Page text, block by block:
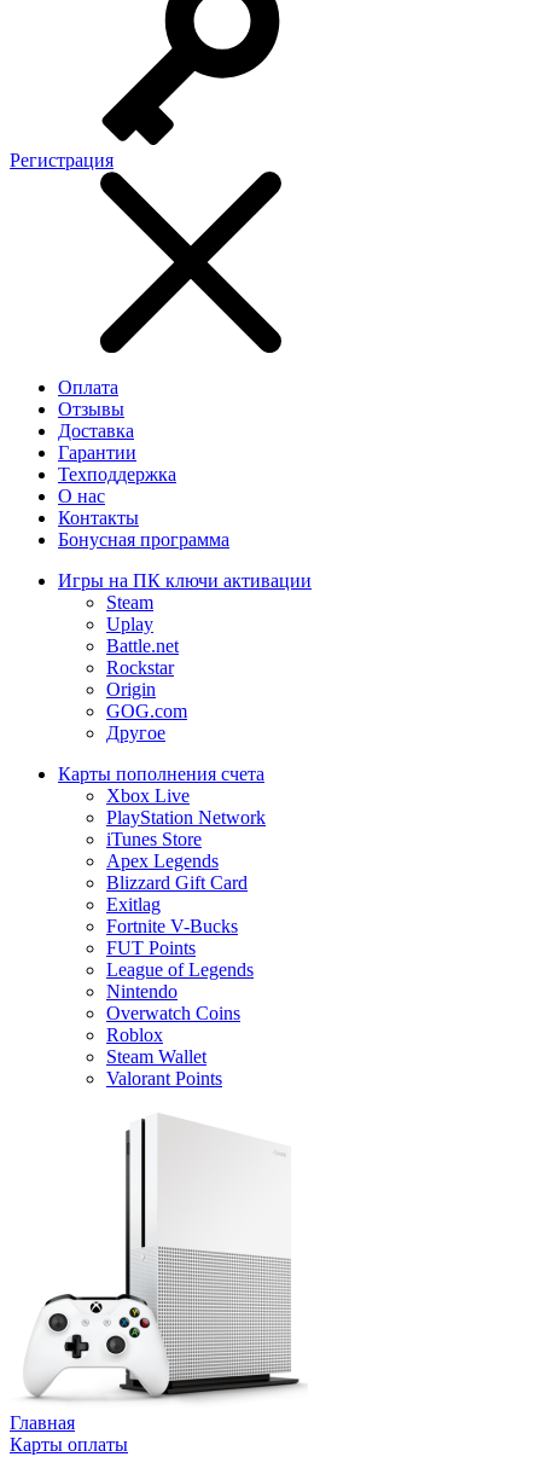
Регистрация
Оплата
Отзывы
Доставка
Гарантии
Техподдержка
О нас
Контакты
Бонусная программа
Игры на ПК ключи активации
Steam
Uplay
Battle.net
Rockstar
Origin
GOG.com
Другое
Карты пополнения счета
Xbox Live
PlayStation Network
iTunes Store
Apex Legends
Blizzard Gift Card
Exitlag
Fortnite V-Bucks
FUT Points
League of Legends
Nintendo
Overwatch Coins
Roblox
Steam Wallet
Valorant Points
Главная
Карты оплаты